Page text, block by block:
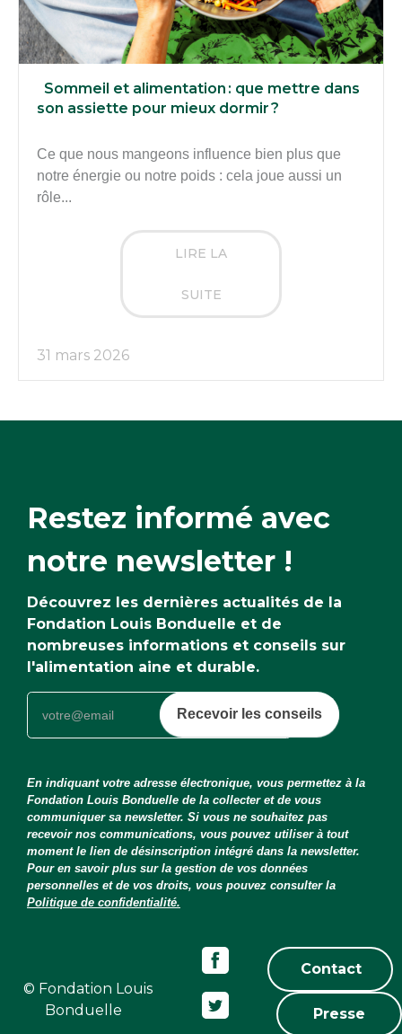
Sommeil et alimentation : que mettre dans
son assiette pour mieux dormir ?
Ce que nous mangeons influence bien plus que
notre énergie ou notre poids : cela joue aussi un
rôle...
LIRE LA
SUITE
31 mars 2026
Restez informé avec
notre newsletter !
Découvrez les dernières actualités de la
Fondation Louis Bonduelle et de
nombreuses informations et conseils sur
l'alimentation aine et durable.
Recevoir les conseils
En indiquant votre adresse électronique, vous permettez à la
Fondation Louis Bonduelle de la collecter et de vous
communiquer sa newsletter. Si vous ne souhaitez pas
recevoir nos communications, vous pouvez utiliser à tout
moment le lien de désinscription intégré dans la newsletter.
Pour en savoir plus sur la gestion de vos données
personnelles et de vos droits, vous pouvez consulter la
Politique de confidentialité.
© Fondation Louis
Bonduelle
Contact
Presse